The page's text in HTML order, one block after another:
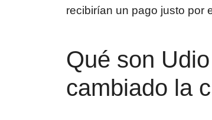
recibirían un pago justo por
Qué son
cambiado la